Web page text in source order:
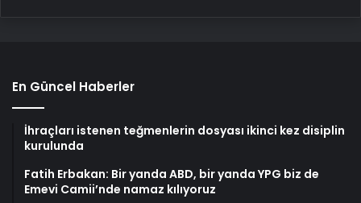
En Güncel Haberler
İhraçları istenen teğmenlerin dosyası ikinci kez disiplin
kurulunda
Fatih Erbakan: Bir yanda ABD, bir yanda YPG biz de
Emevi Camii’nde namaz kılıyoruz